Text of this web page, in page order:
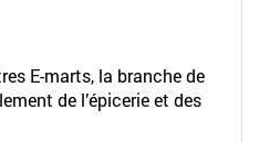
E-marts, la branche de
de l’épicerie et des